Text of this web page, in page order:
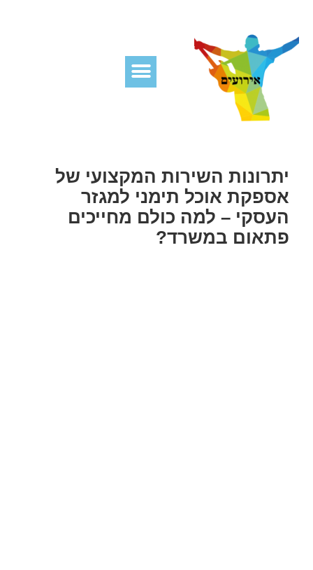
יתרונות השירות המקצועי של
אספקת אוכל תימני למגזר
העסקי – למה כולם מחייכים
פתאום במשרד?